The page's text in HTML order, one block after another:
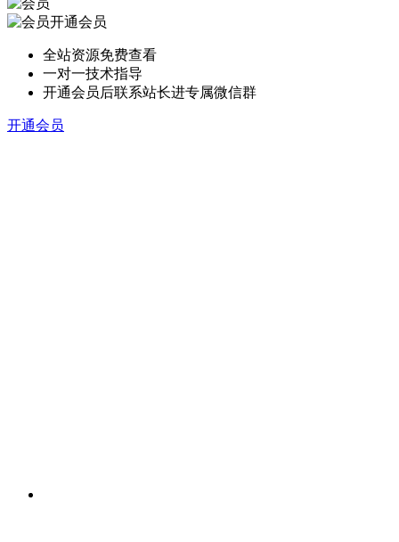
开通会员
全站资源免费查看
一对一技术指导
开通会员后联系站长进专属微信群
开通会员